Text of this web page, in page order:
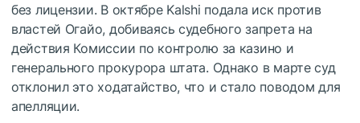
без лицензии. В октябре Kalshi подала иск против
властей Огайо, добиваясь судебного запрета на
действия Комиссии по контролю за казино и
генерального прокурора штата. Однако в марте суд
отклонил это ходатайство, что и стало поводом для
апелляции.